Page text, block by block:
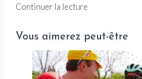
Continuer la lecture
Vous aimerez peut-être